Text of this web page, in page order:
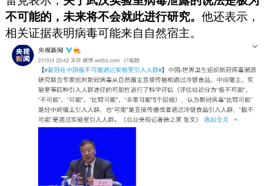
不可能的，未来将不会就此进行研究。 他还表示，
相关证据表明病毒可能来自自然宿主。